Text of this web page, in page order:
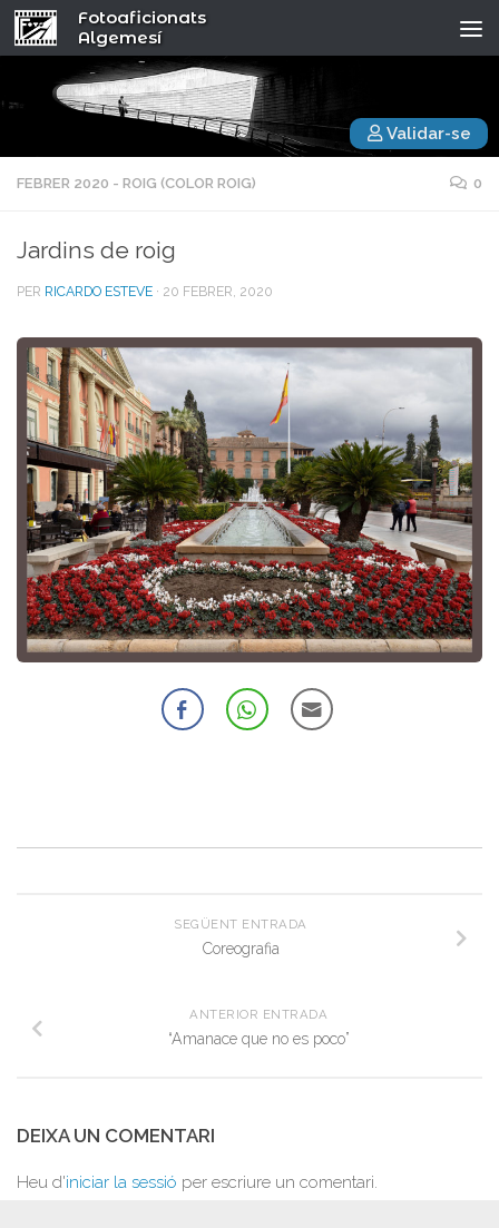
Fotoaficionats
Algemesí
Validar-se
FEBRER 2020 - ROIG (COLOR ROIG) 0
Jardins de roig
PER RICARDO ESTEVE · 20 FEBRER, 2020
SEGÜENT ENTRADA
Coreografia
ANTERIOR ENTRADA
“Amanace que no es poco”
DEIXA UN COMENTARI
Heu d'iniciar la sessió per escriure un comentari.